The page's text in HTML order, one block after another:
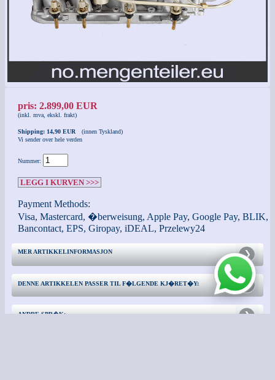
pris: 2.899,00 EUR
(inkl. mva, ekskl. frakt)
Shipping: 14,90 EUR
(innen Tyskland)
Vi sender over hele verden
Nummer:
LEGG I KURVEN >>>
Payment Methods:
Visa, Mastercard, �berweisung, Apple Pay, Google Pay, BLIK,
Bancontact, EPS, Giropay, iDEAL, Przelewy24
MER ARTIKKELINFORMASJON
DENNE ARTIKKELEN PASSER TIL F�LGENDE KJ�RET�Y:
ANDRE SPR�K: